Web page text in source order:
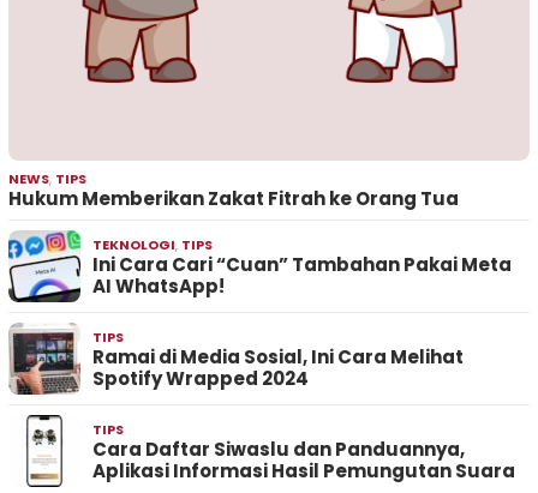
NEWS, TIPS
Hukum Memberikan Zakat Fitrah ke Orang Tua
TEKNOLOGI, TIPS
Ini Cara Cari “Cuan” Tambahan Pakai Meta
AI WhatsApp!
TIPS
Ramai di Media Sosial, Ini Cara Melihat
Spotify Wrapped 2024
TIPS
Cara Daftar Siwaslu dan Panduannya,
Aplikasi Informasi Hasil Pemungutan Suara